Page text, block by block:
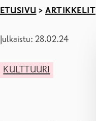
ETUSIVU > ARTIKKELIT
Julkaistu: 28.02.24
KULTTUURI